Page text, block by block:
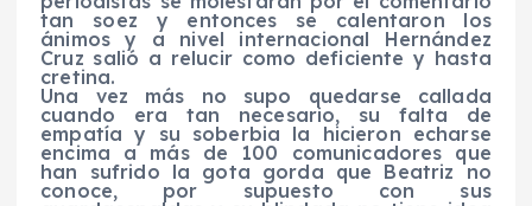
tan soez y entonces se calentaron los
ánimos y a nivel internacional Hernández
Cruz salió a relucir como deficiente y hasta
cretina.
Una vez más no supo quedarse callada
cuando era tan necesario, su falta de
empatía y su soberbia la hicieron echarse
encima a más de 100 comunicadores que
han sufrido la gota gorda que Beatriz no
conoce, por supuesto con sus